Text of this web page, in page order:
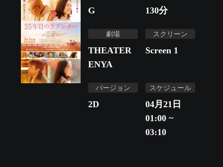
G 130分
劇場
THEATER
ENYA
スクリーン
Screen 1
バージョン
2D
スケジュール
04月21日
01:00 ~
03:10